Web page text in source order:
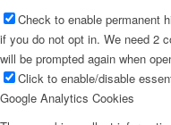
Check to enable permanent
if you do not opt in. We need 2
will be prompted again when
Click to enable/disable
Google Analytics Cookies